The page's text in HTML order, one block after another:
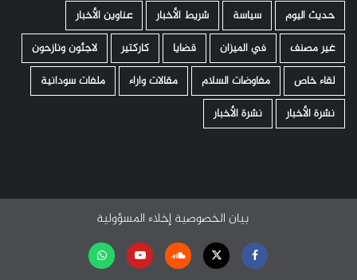
حديث اليوم
سياسة شريط الأخبار
عناوين الأخبار
غير مصنف
في الميزان قضايا كاركتير
لاجئون ونازحون
لقاء خاص
مفاوضات السلام مقالات واراء
ملفات سودانية
نشرة الأخبار
نشرة الأخبار
بيان الخصوصية إخلاء المسؤولية
Facebook
Twitter
Soundcloud
Youtubeتابعنا